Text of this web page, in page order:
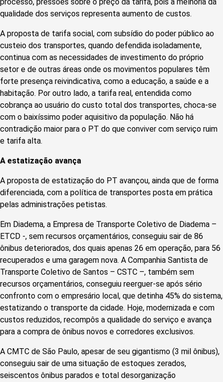
qualidade dos serviços representa aumento de custos.
A proposta de tarifa social, com subsídio do poder público ao
custeio dos transportes, quando defendida isoladamente,
continua com as necessidades de investimento do próprio
setor e de outras áreas onde os movimentos populares têm
forte presença reivindicativa, como a educação, a saúde e a
habitação. Por outro lado, a tarifa real, entendida como
cobrança ao usuário do custo total dos transportes, choca-se
com o baixíssimo poder aquisitivo da população. Não há
contradição maior para o PT do que conviver com serviço ruim
e tarifa alta.
A estatização avança
A proposta de estatização do PT avançou, ainda que de forma
diferenciada, com a política de transportes posta em prática
pelas administrações petistas.
Em Diadema, a Empresa de Transporte Coletivo de Diadema –
ETCD -, sem recursos orçamentários, conseguiu sair de 86
ônibus deteriorados, dos quais apenas 26 em operação, para 56
recuperados e uma garagem nova. A Companhia Santista de
Transporte Coletivo de Santos – CSTC –, também sem
recursos orçamentários, conseguiu reerguer-se após sério
confronto com o empresário local, que detinha 45% do sistema,
estatizando o transporte da cidade. Hoje, modernizada e com
custos reduzidos, recompôs a qualidade do serviço e avança
para a compra de ônibus novos e corredores exclusivos.
A CMTC de São Paulo, apesar de seu gigantismo (3 mil ônibus),
conseguiu sair de uma situação de estoques zerados,
seiscentos ônibus parados e total desorganização